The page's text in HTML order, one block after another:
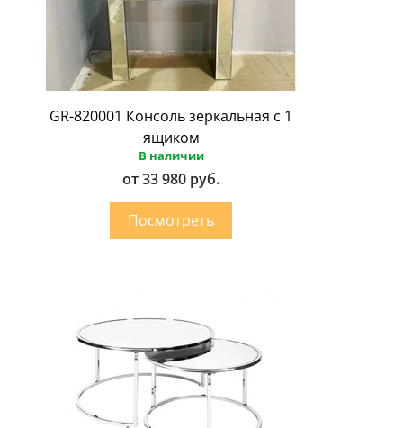
GR-820001 Консоль зеркальная с 1
ящиком
В наличии
от 33 980 руб.